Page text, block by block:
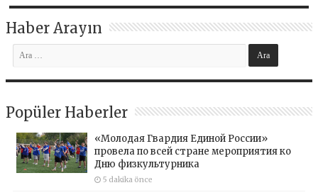
Haber Arayın
Popüler Haberler
«Молодая Гвардия Единой России»
провела по всей стране мероприятия ко
Дню физкультурника
5 dakika önce